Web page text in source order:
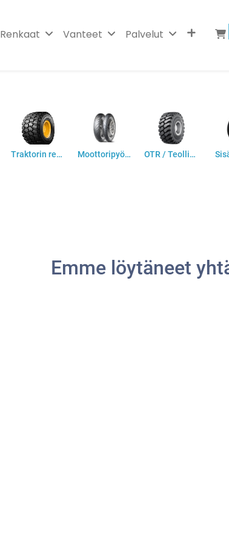
Renkaat Vanteet Palvelut
Traktorin renkaat Moottoripyörän renkaat OTR / Teollisuus
Emme löytäneet